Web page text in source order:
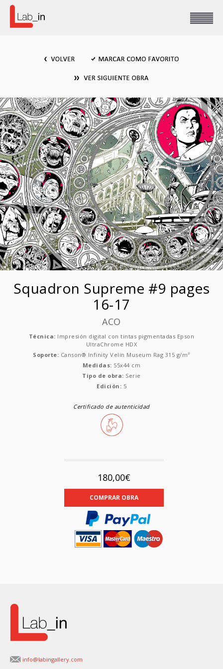
Squadron Supreme #9 pages
16-17
ACO
Técnica: Impresión digital con tintas pigmentadas Epson
UltraChrome HDX
Soporte: Canson® Infinity Velin Museum Rag 315 g/m²
Medidas: 55x44 cm
Tipo de obra: Serie
Edición: 5
Certificado de autenticidad
180,00€
COMPRAR OBRA
info@labingallery.com